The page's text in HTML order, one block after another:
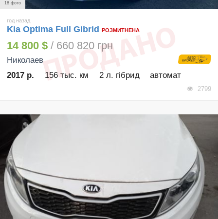
18 фото
год назад
Kia Optima Full Gibrid РОЗМИТНЕНА
14 800 $ / 660 820 грн
Николаев
2017 р.
156 тыс. км 2 л. гібрид автомат
2799